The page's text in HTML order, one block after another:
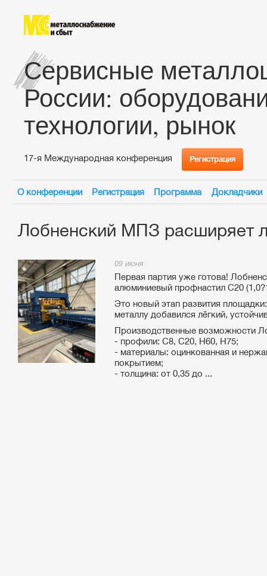
Сервисные
России:
технологии, рынок
17-я Международная конференция Регистрация
О конференции Регистрация Программа Докладчики
Лобненский МПЗ расширяет
09 июня
Первая партия уже готова!
алюминиевый профнастил С20
Это новый этап развития
металлу добавился лёгкий,
Производственные возможности
- профили: С8, С20, Н60, Н75;
- материалы: оцинкованная и
покрытием;
- толщина: от 0,35 до ...